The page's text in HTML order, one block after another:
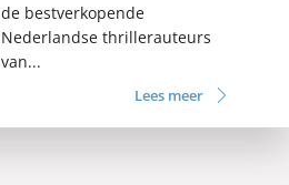
de bestverkopende
Nederlandse thrillerauteurs
van...
Lees meer